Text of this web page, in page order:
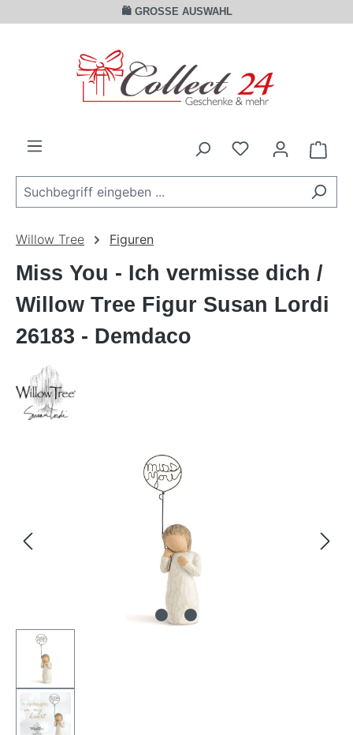
Zum Hauptinhalt springen🛍️ GROSSE AUSWAHL
Willow Tree Figuren
Miss You - Ich vermisse dich /
Willow Tree Figur Susan Lordi
26183 - Demdaco
Bildergalerie überspringen